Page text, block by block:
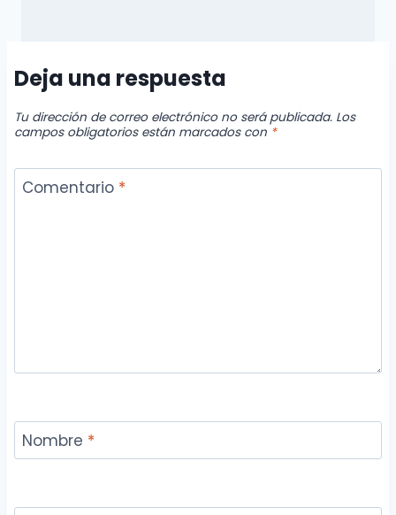
Deja una respuesta
Tu dirección de correo electrónico no será publicada. Los
campos obligatorios están marcados con *
Comentario *
Nombre *